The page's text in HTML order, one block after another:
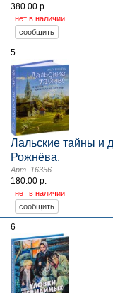
380.00 р.
нет в наличии
5
Лальские тайны и
Рожнёва.
Арт. 16356
180.00 р.
нет в наличии
6